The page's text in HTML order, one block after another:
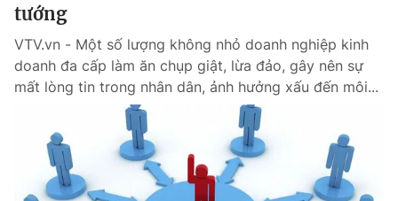
Ðiện thoại Thời báo VTV:
toasoan@vtv.vn
Liên hệ quảng cáo:024-7300.7108
tướng
VTV.vn - Một số lượng không nhỏ doanh nghiệp kinh
doanh đa cấp làm ăn chụp giật, lừa đảo, gây nên sự
mất lòng tin trong nhân dân, ảnh hưởng xấu đến môi...